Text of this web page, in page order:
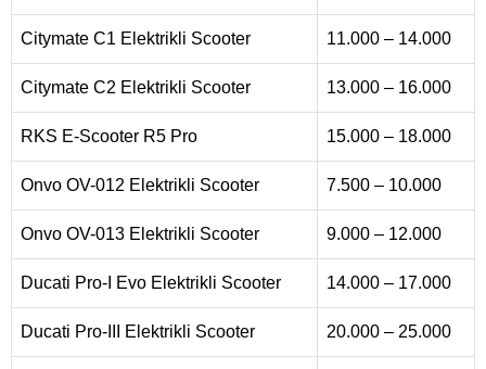
Citymate C1 Elektrikli Scooter 11.000 – 14.000
Citymate C2 Elektrikli Scooter 13.000 – 16.000
RKS E-Scooter R5 Pro 15.000 – 18.000
Onvo OV-012 Elektrikli Scooter 7.500 – 10.000
Onvo OV-013 Elektrikli Scooter 9.000 – 12.000
Ducati Pro-I Evo Elektrikli Scooter 14.000 – 17.000
Ducati Pro-III Elektrikli Scooter 20.000 – 25.000